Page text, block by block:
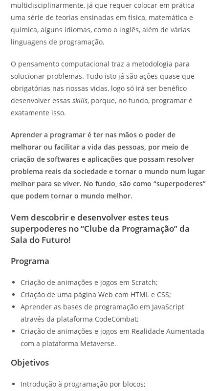
multidisciplinarmente, já que requer colocar em prática
uma série de teorias ensinadas em física, matemática e
química, alguns idiomas, como o inglês, além de várias
linguagens de programação.
O pensamento computacional traz a metodologia para
solucionar problemas. Tudo isto já são ações quase que
obrigatórias nas nossas vidas, logo só irá ser benéfico
desenvolver essasskills, porque, no fundo, programar é
exatamente isso.
Aprender a programar é ter nas mãos o poder de
melhorar ou facilitar a vida das pessoas, por meio de
criação de softwares e aplicações que possam resolver
problema reais da sociedade e tornar o mundo num lugar
melhor para se viver. No fundo, são como “superpoderes”
que podem tornar o mundo melhor.
Vem descobrir e desenvolver estes teus
superpoderes no “Clube da Programação” da
Sala do Futuro!
Programa
Criação de animações e jogos em Scratch;
Criação de uma página Web com HTML e CSS;
Aprender as bases de programação em JavaScript
através da plataforma CodeCombat;
Criação de animações e jogos em Realidade Aumentada
com a plataforma Metaverse.
Objetivos
Introdução à programação por blocos;